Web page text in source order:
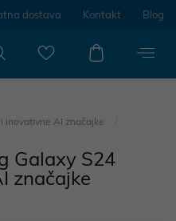
dostava Kontakt Blog
inovativne AI značajke
Galaxy S24
značajke